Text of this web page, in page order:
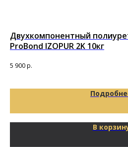
Двухкомпонентный
ProBond IZOPUR 2K 10кг
5 900р.
В